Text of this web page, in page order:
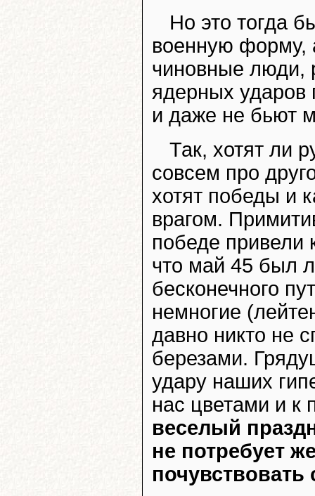
Но это тогда
военную форму,
чиновные люди,
ядерных ударов
и даже не бьют
Так, хотят ли
совсем про
хотят победы и
врагом.
победе привели
что май 45 был
бесконечного
немногие
давно никто не
березами.
удару наших
нас цветами и к
веселый
не потребует